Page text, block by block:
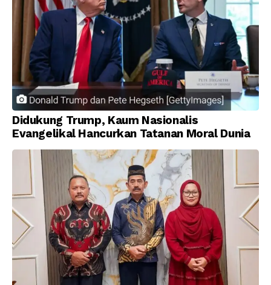
Didukung Trump, Kaum Nasionalis
Evangelikal Hancurkan Tatanan Moral Dunia